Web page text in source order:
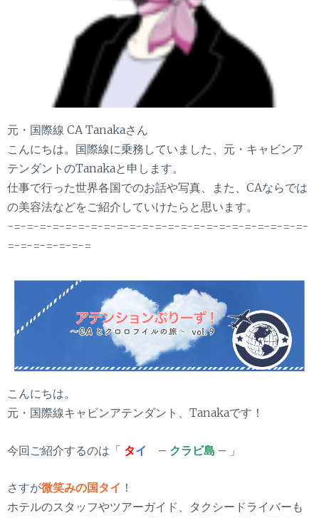
元・国際線 CA Tanakaさん
こんにちは。国際線に乗務していました、元・キャビンア
テンダントのTanakaと申します。
仕事で行った世界各国でのお話や写真、また、CAならでは
の美容法などをご紹介していけたらと思います。
-=-=-=-=-=-=-=-=-=-=-=-=-=-=-=-=-=-=-=-=-=-=-=-
=-=-=-=-=-=-=
こんにちは。
元・国際線キャビンアテンダント、Tanakaです！
今回ご紹介するのは「 タイ – クラビ島 – 」
さすが微笑みの国タイ ！
ホテルのスタッフやツアーガイド、タクシードライバーも